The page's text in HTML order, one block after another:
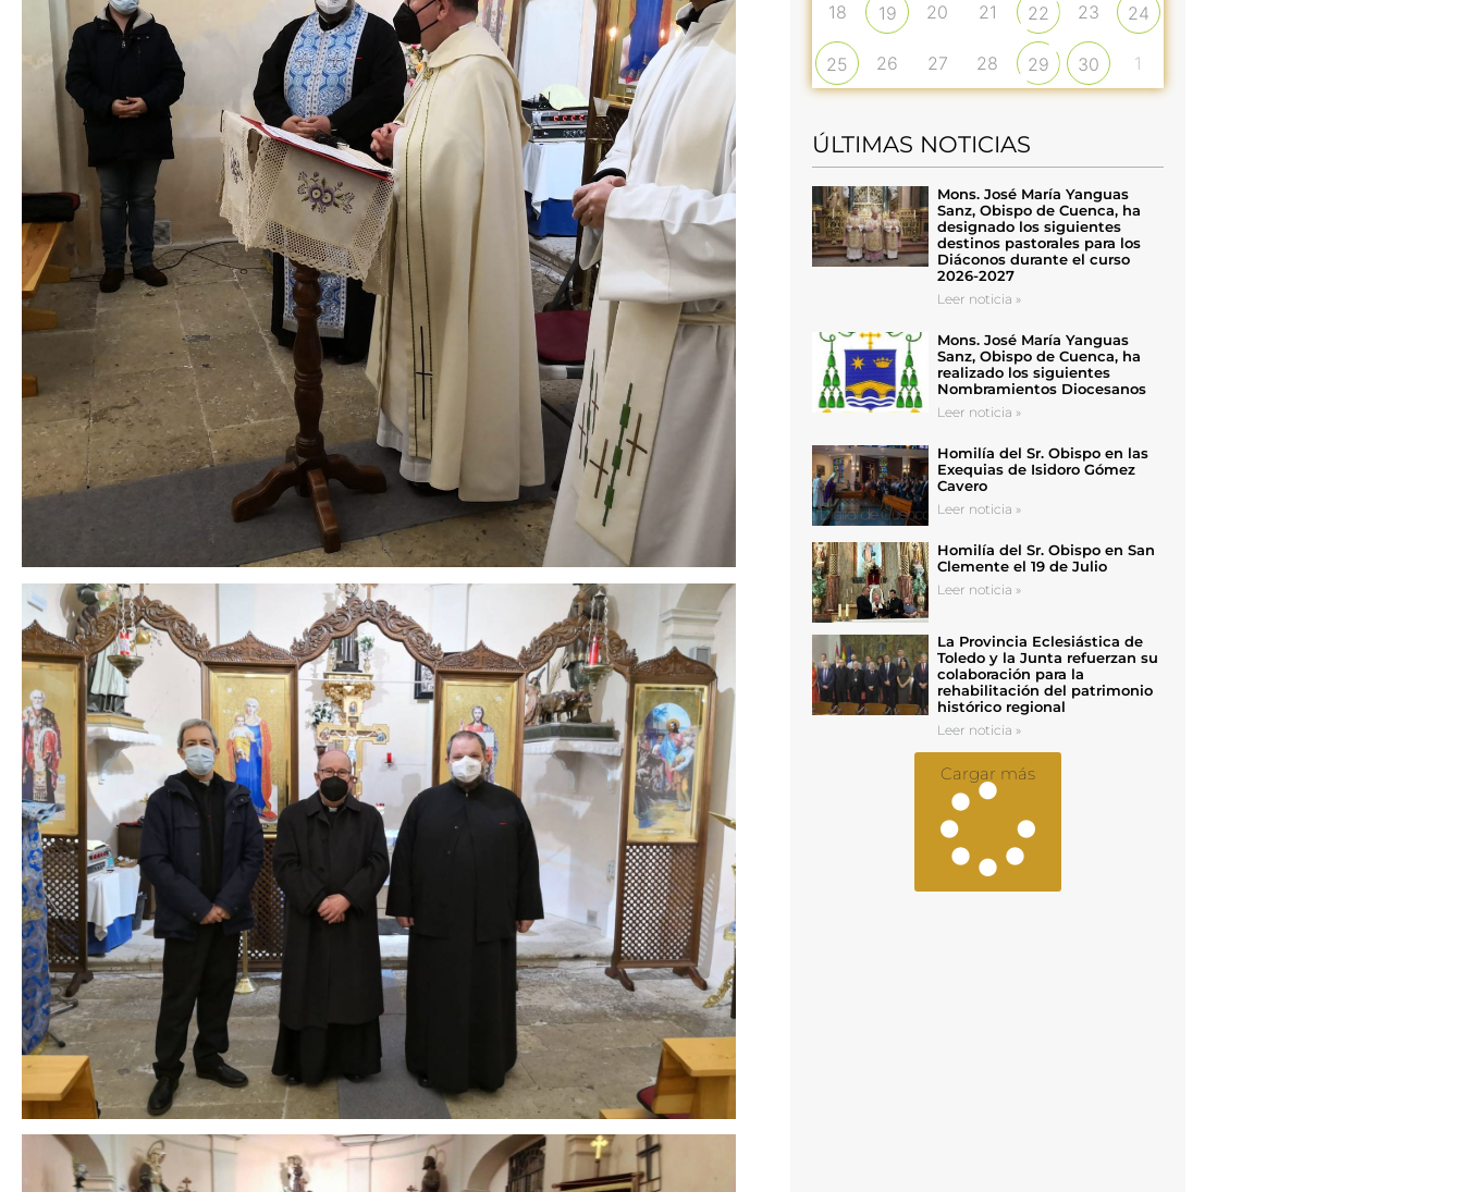
18 19 20 21 22 23 24
25 26 27 28 29 30 1
ÚLTIMAS NOTICIAS
Mons. José María Yanguas
Sanz, Obispo de Cuenca, ha
designado los siguientes
destinos pastorales para los
Diáconos durante el curso
2026-2027
Leer noticia »
Mons. José María Yanguas
Sanz, Obispo de Cuenca, ha
realizado los siguientes
Nombramientos Diocesanos
Leer noticia »
Homilía del Sr. Obispo en las
Exequias de Isidoro Gómez
Cavero
Leer noticia »
Homilía del Sr. Obispo en San
Clemente el 19 de Julio
Leer noticia »
La Provincia Eclesiástica de
Toledo y la Junta refuerzan su
colaboración para la
rehabilitación del patrimonio
histórico regional
Leer noticia »
Cargar más